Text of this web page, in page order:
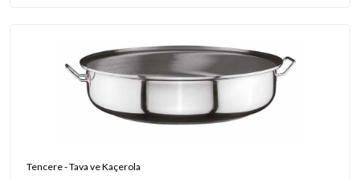
Tencere - Tava ve Kaçerola